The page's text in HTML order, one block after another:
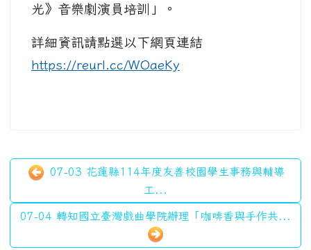
光》音樂劇演員培訓」。
詳細資訊請點選以下網頁連結
https://reurl.cc/WOaeKy
07-03 花蓮縣114年度友善校園學生事務與輔導
工...
07-04 轉知國立臺灣戲曲學院辦理「咖啡香與手作共...